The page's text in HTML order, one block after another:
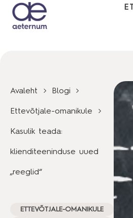
ET
Avaleht Blogi
Ettevõtjale-omanikule
Kasulik teada:
klienditeeninduse uued
„reeglid“
ETTEVÕTJALE-OMANIKULE